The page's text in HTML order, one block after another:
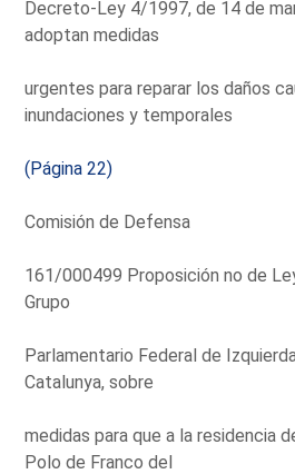
Decreto-Ley 4/1997, de 14 de
adoptan medidas
urgentes para reparar los daños
inundaciones y temporales
(Página 22)
Comisión de Defensa
161/000499 Proposición no de
Grupo
Parlamentario Federal de
Catalunya, sobre
medidas para que a la residencia
Polo de Franco del